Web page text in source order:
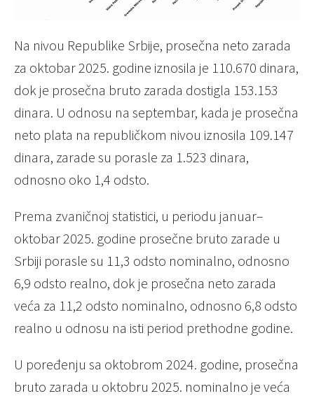
Na nivou Republike Srbije, prosečna neto zarada
za oktobar 2025. godine iznosila je 110.670 dinara,
dok je prosečna bruto zarada dostigla 153.153
dinara. U odnosu na septembar, kada je prosečna
neto plata na republičkom nivou iznosila 109.147
dinara, zarade su porasle za 1.523 dinara,
odnosno oko 1,4 odsto.
Prema zvaničnoj statistici, u periodu januar–
oktobar 2025. godine prosečne bruto zarade u
Srbiji porasle su 11,3 odsto nominalno, odnosno
6,9 odsto realno, dok je prosečna neto zarada
veća za 11,2 odsto nominalno, odnosno 6,8 odsto
realno u odnosu na isti period prethodne godine.
U poređenju sa oktobrom 2024. godine, prosečna
bruto zarada u oktobru 2025. nominalno je veća